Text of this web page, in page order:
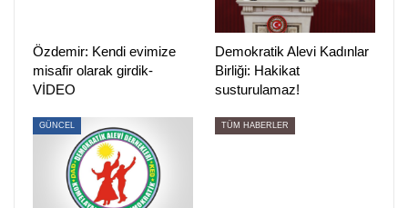
Kasım Cumartesi günü yapılacak olan AKD Genel
Merkezi 11. Olağan Genel Kurulu’nda aday olup, liste
çalışması kararı aldıklarını belirtti.
Özdemir: Kendi evimize
misafir olarak girdik-
VİDEO
Demokratik Alevi Kadınlar
Birliği: Hakikat
susturulamaz!
GÜNCEL TÜM HABERLER